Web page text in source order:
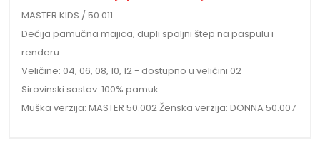
MASTER KIDS / 50.011
Dečija pamučna majica, dupli spoljni štep na paspulu i
renderu
Veličine: 04, 06, 08, 10, 12 - dostupno u veličini 02
Sirovinski sastav: 100% pamuk
Muška verzija: MASTER 50.002 Ženska verzija: DONNA 50.007